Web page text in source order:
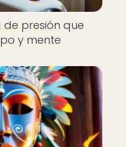
de presión que
y mente